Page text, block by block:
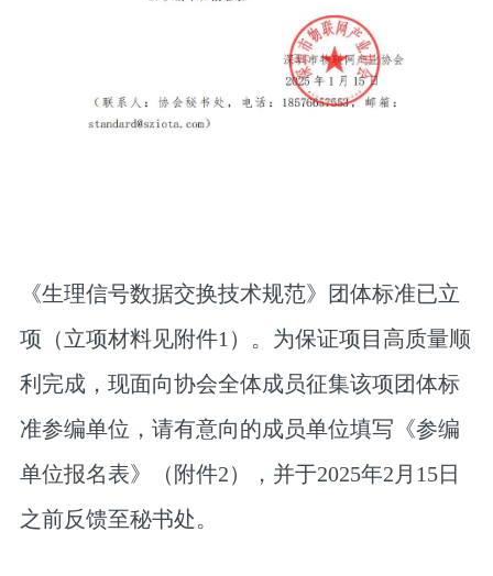
《生理信号数据交换技术规范》团体标准已立
项（立项材料见附件1）。为保证项目高质量顺
利完成，现面向协会全体成员征集该项团体标
准参编单位，请有意向的成员单位填写《参编
单位报名表》（附件2），并于2025年2月15日
之前反馈至秘书处。